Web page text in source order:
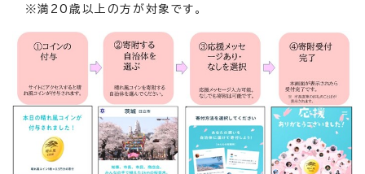
※満20歳以上の方が対象です。